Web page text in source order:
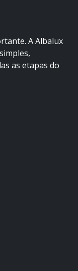
A Albalux
as etapas do